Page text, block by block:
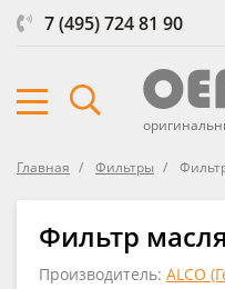
7 (495) 724 81 90
Главная Фильтры
Фильтр
Производитель: ALCO